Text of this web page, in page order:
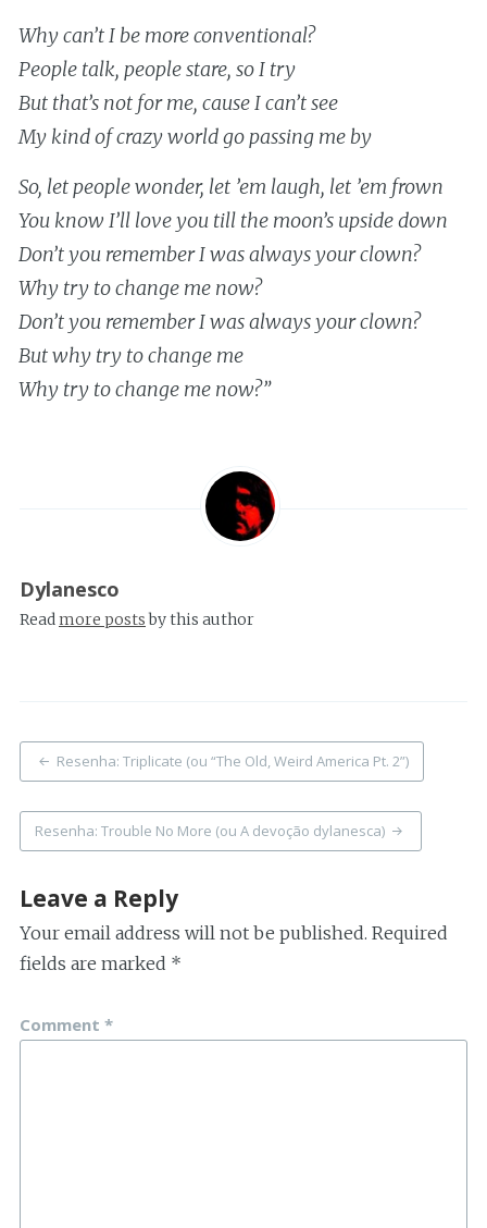
Why can’t I be more conventional?
People talk, people stare, so I try
But that’s not for me, cause I can’t see
My kind of crazy world go passing me by
So, let people wonder, let ’em laugh, let ’em frown
You know I’ll love you till the moon’s upside down
Don’t you remember I was always your clown?
Why try to change me now?
Don’t you remember I was always your clown?
But why try to change me
Why try to change me now?”
Dylanesco
Readmore postsby this author
Post
navigation
Resenha: Triplicate (ou “The Old, Weird America Pt. 2”)
Resenha: Trouble No More (ou A devoção dylanesca)
Leave a Reply
Your email address will not be published. Required
fields are marked *
Comment *